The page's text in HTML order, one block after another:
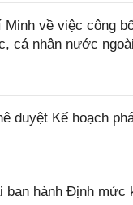
về việc công
cá nhân nước
duyệt Kế hoạch
ban hành Định mức